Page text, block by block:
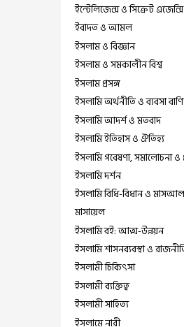
ইন্টেলিজেন্স ও সিক্রেট এজেন্সি
ইবাদত ও আমল
ইসলাম ও বিজ্ঞান
ইসলাম ও সমকালীন বিশ্ব
ইসলাম প্রসঙ্গ
ইসলামি অর্থনীতি ও ব্যবসা
ইসলামি আদর্শ ও মতবাদ
ইসলামি ইতিহাস ও ঐতিহ্য
ইসলামি গবেষণা, সমালোচনা ও
ইসলামি দর্শন
ইসলামি বিধি-বিধান ও
মাসায়েল
ইসলামি বই: আত্ম-উন্নয়ন
ইসলামি শাসনব্যবস্থা ও
ইসলামী চিকিৎসা
ইসলামী ব্যক্তিত্ব
ইসলামী সাহিত্য
ইসলামে নারী